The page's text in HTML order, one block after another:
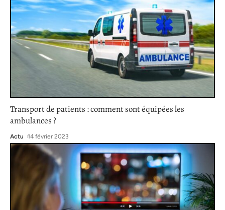
Transport de patients : comment sont équipées les
ambulances ?
Actu 14 février 2023